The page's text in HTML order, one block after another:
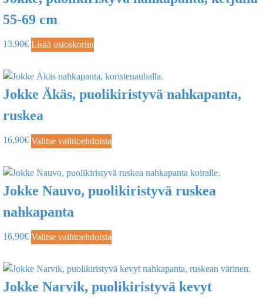
55-69 cm
13,90€ Lisää ostoskoriin
Jokke Äkäs, puolikiristyvä nahkapanta,
ruskea
16,90€ Valitse vaihtoehdoista
Jokke Nauvo, puolikiristyvä ruskea
nahkapanta
16,90€ Valitse vaihtoehdoista
Jokke Narvik, puolikiristyvä kevyt